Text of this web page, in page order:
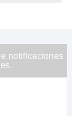
notificaciones